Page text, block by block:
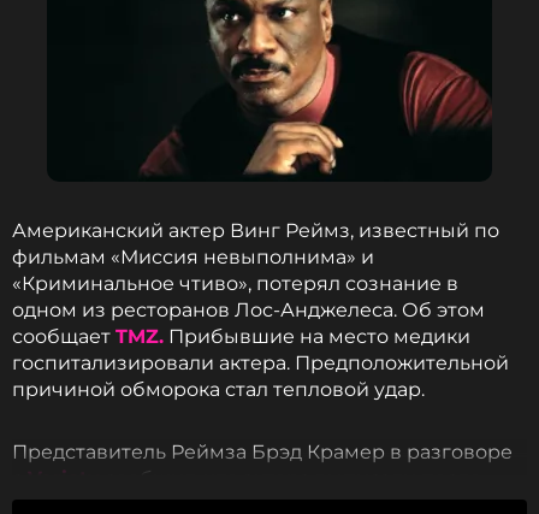
Американский актер Винг Реймз, известный по
фильмам «Миссия невыполнима» и
«Криминальное чтиво», потерял сознание в
одном из ресторанов Лос-Анджелеса. Об этом
сообщает TMZ. Прибывшие на место медики
госпитализировали актера. Предположительной
причиной обморока стал тепловой удар.
Представитель Реймза Брэд Крамер в разговоре
Variety
сообщил, что актера выписали после
осмотра. Он чувствует себя хорошо.